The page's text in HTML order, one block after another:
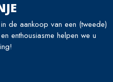
de aankoop van een (tweede)
enthousiasme helpen we u